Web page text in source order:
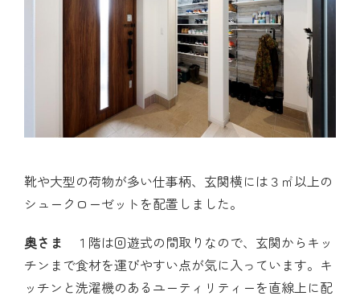
靴や大型の荷物が多い仕事柄、玄関横には３㎡以上の
シュークローゼットを配置しました。
奥さま １階は回遊式の間取りなので、玄関からキッ
チンまで食材を運びやすい点が気に入っています。キ
ッチンと洗濯機のあるユーティリティーを直線上に配